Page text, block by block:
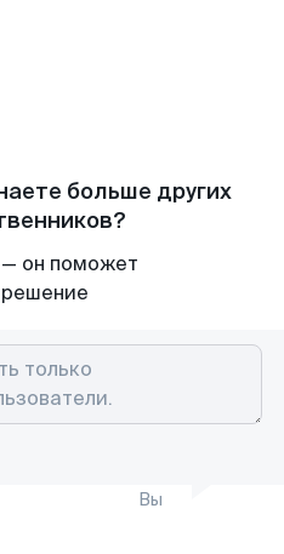
больше других
он поможет
решение
Вы